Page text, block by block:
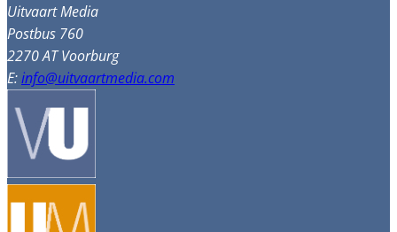
Uitvaart Media
Postbus 760
2270 AT Voorburg
E:info@uitvaartmedia.com